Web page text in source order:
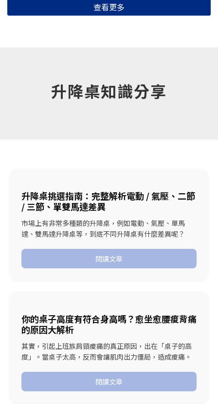
查看更多
升降桌知識分享
升降桌挑選指南：完整解析電動 / 氣壓、二節
/ 三節、單雙馬達差異
市場上有非常多種類的升降桌，例如電動、氣壓、單馬
達、雙馬達升降桌等，到底不同升降桌有什麼差異呢？
閱讀文章
你的桌子高度有符合身高嗎？愈坐愈腰痠背痛
的原因大解析
其實，引起上班族肩頸痠痛的真正原因，出在「桌子的高
度」。當桌子太高，反而會讓肌肉出力僵局，造成痠痛。
閱讀文章